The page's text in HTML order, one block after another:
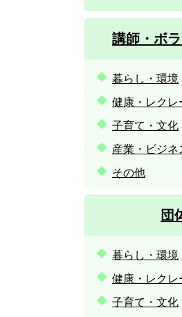
講師・ボ
暮らし・環境
健康・レクレ
子育て・文化
産業・ビジネ
その他
団
暮らし・環境
健康・レクレ
子育て・文化